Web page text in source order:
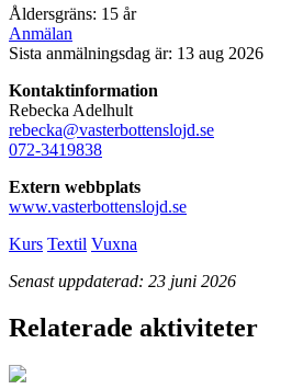
Åldersgräns: 15 år
Anmälan
Sista anmälningsdag är: 13 aug 2026
Kontaktinformation
Rebecka Adelhult
rebecka@vasterbottenslojd.se
072-3419838
Extern webbplats
www.vasterbottenslojd.se
Kurs Textil Vuxna
Senast uppdaterad: 23 juni 2026
Relaterade aktiviteter